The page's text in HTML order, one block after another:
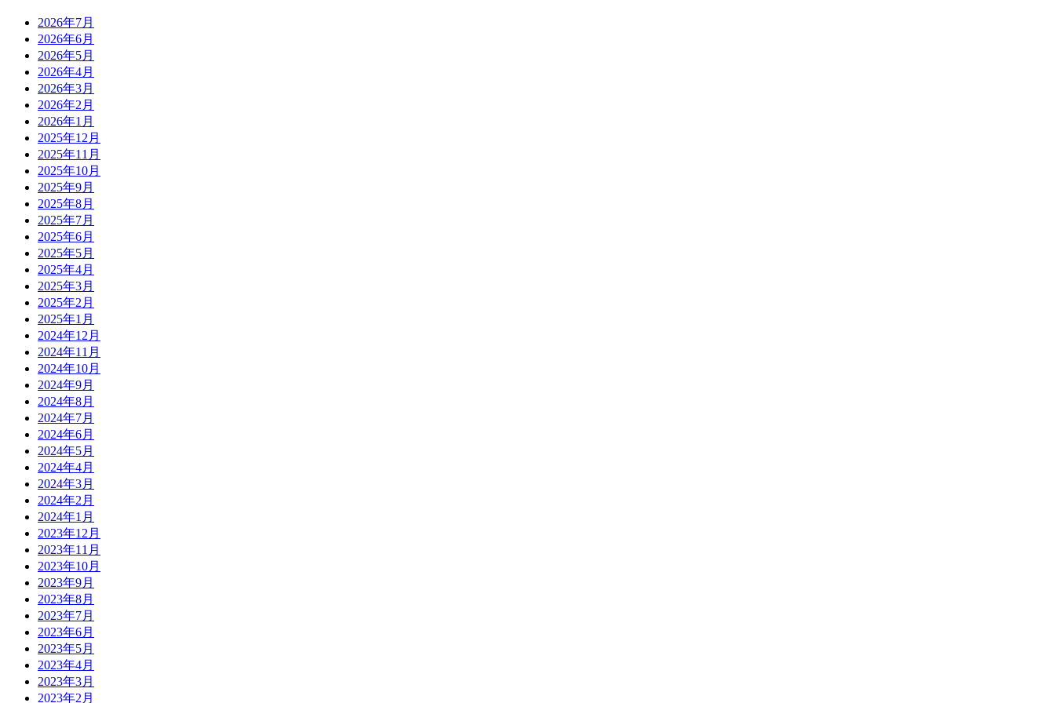
2026年7月
2026年6月
2026年5月
2026年4月
2026年3月
2026年2月
2026年1月
2025年12月
2025年11月
2025年10月
2025年9月
2025年8月
2025年7月
2025年6月
2025年5月
2025年4月
2025年3月
2025年2月
2025年1月
2024年12月
2024年11月
2024年10月
2024年9月
2024年8月
2024年7月
2024年6月
2024年5月
2024年4月
2024年3月
2024年2月
2024年1月
2023年12月
2023年11月
2023年10月
2023年9月
2023年8月
2023年7月
2023年6月
2023年5月
2023年4月
2023年3月
2023年2月